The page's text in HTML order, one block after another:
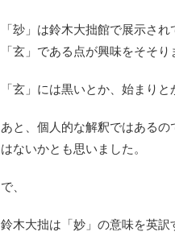
「玅」は鈴木大拙館で展示さ
「玄」である点が興味をそそり
「玄」には黒いとか、始まり
あと、個人的な解釈ではある
はないかとも思いました。
で、
鈴木大拙は「妙」の意味を英